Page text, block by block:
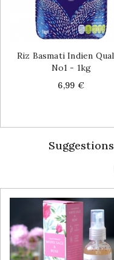
Riz Basmati Indien
No1 - 1kg
Price
6,99 €